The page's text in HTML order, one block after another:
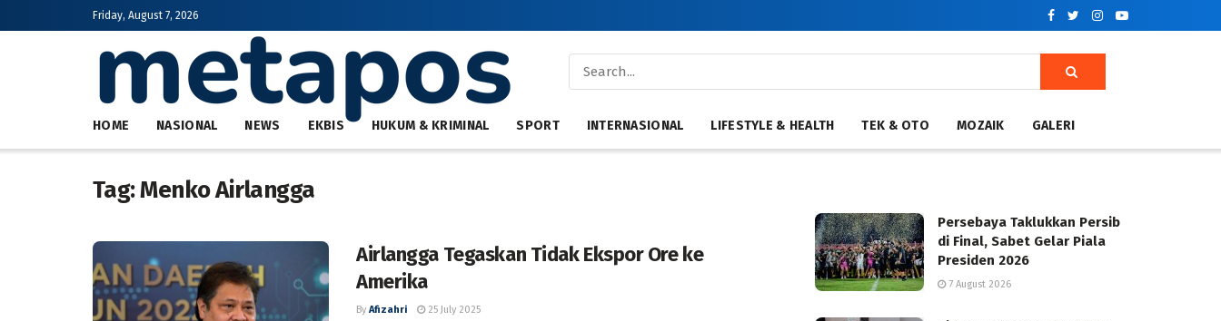
Friday, August 7, 2026
HOME NASIONAL NEWS EKBIS HUKUM & KRIMINAL SPORT INTERNASIONAL LIFESTYLE & HEALTH TEK & OTO MOZAIK GALERI
Tag:Menko Airlangga
Airlangga Tegaskan Tidak Ekspor Ore ke
Amerika
By Afizahri 25 July 2025
Persebaya Taklukkan Persib
di Final, Sabet Gelar Piala
Presiden 2026
7 August 2026